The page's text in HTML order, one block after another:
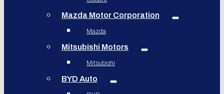
Mazda Motor Corporation
Mazda
Mitsubishi Motors
Mitsubishi
BYD Auto